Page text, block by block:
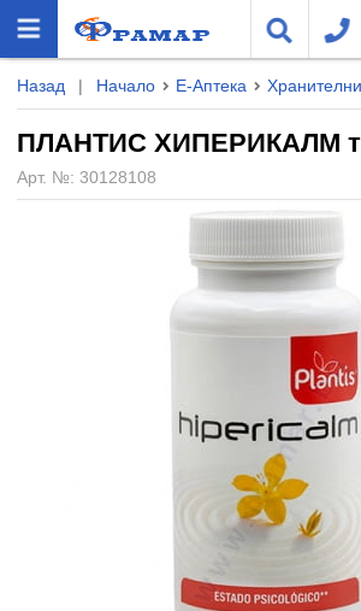
Назад | Начало Е-Аптека
ПЛАНТИС ХИПЕРИКАЛМ
Арт. №: 30128108